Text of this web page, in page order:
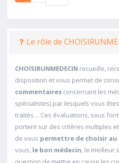
Le rôle de
CHOISIRUNMEDECIN recueille,
disposition et vous permet de
commentaires concernant les
spécialistes) par lesquels vous
traités… Ces évaluations, sous
portent sur des critères multiples
de vous permettre de choisir au
vous, le bon médecin, le meilleur